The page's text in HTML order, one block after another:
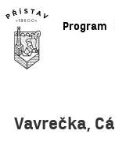
Program
Vavrečka,